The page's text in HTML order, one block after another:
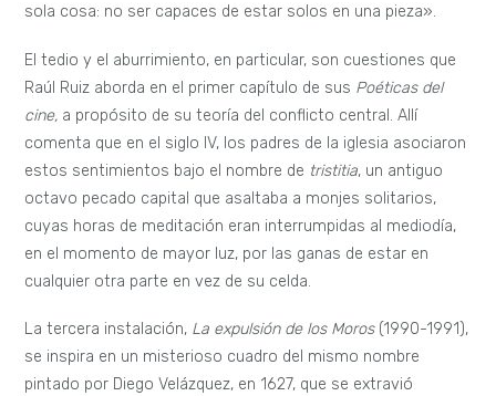
sola cosa: no ser capaces de estar solos en una pieza».
El tedio y el aburrimiento, en particular, son cuestiones que
Raúl Ruiz aborda en el primer capítulo de sus Poéticas del
cine, a propósito de su teoría del conflicto central. Allí
comenta que en el siglo IV, los padres de la iglesia asociaron
estos sentimientos bajo el nombre de tristitia, un antiguo
octavo pecado capital que asaltaba a monjes solitarios,
cuyas horas de meditación eran interrumpidas al mediodía,
en el momento de mayor luz, por las ganas de estar en
cualquier otra parte en vez de su celda.
La tercera instalación, La expulsión de los Moros (1990-1991),
se inspira en un misterioso cuadro del mismo nombre
pintado por Diego Velázquez, en 1627, que se extravió